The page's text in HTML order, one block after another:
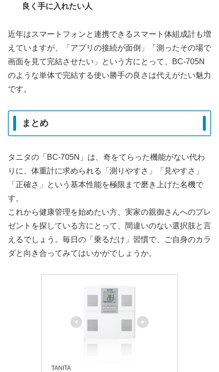
良く手に入れたい人
近年はスマートフォンと連携できるスマート体組成計も増
えていますが、「アプリの接続が面倒」「測ったその場で
画面を見て完結させたい」という方にとって、BC-705N
のような単体で完結する使い勝手の良さは代えがたい魅力
です。
まとめ
タニタの「BC-705N」は、奇をてらった機能がない代わ
りに、体重計に求められる「測りやすさ」「見やすさ」
「正確さ」という基本性能を極限まで磨き上げた名機で
す。
これから健康管理を始めたい方、実家の親御さんへのプレ
ゼントを探している方にとって、間違いのない選択肢と言
えるでしょう。毎日の「乗るだけ」習慣で、ご自身のカラ
ダと向き合ってみてはいかがでしょうか。
TANITA